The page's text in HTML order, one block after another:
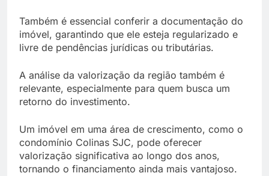
Também é essencial conferir a documentação do
imóvel, garantindo que ele esteja regularizado e
livre de pendências jurídicas ou tributárias.
A análise da valorização da região também é
relevante, especialmente para quem busca um
retorno do investimento.
Um imóvel em uma área de crescimento, como o
condomínio Colinas SJC, pode oferecer
valorização significativa ao longo dos anos,
tornando o financiamento ainda mais vantajoso.